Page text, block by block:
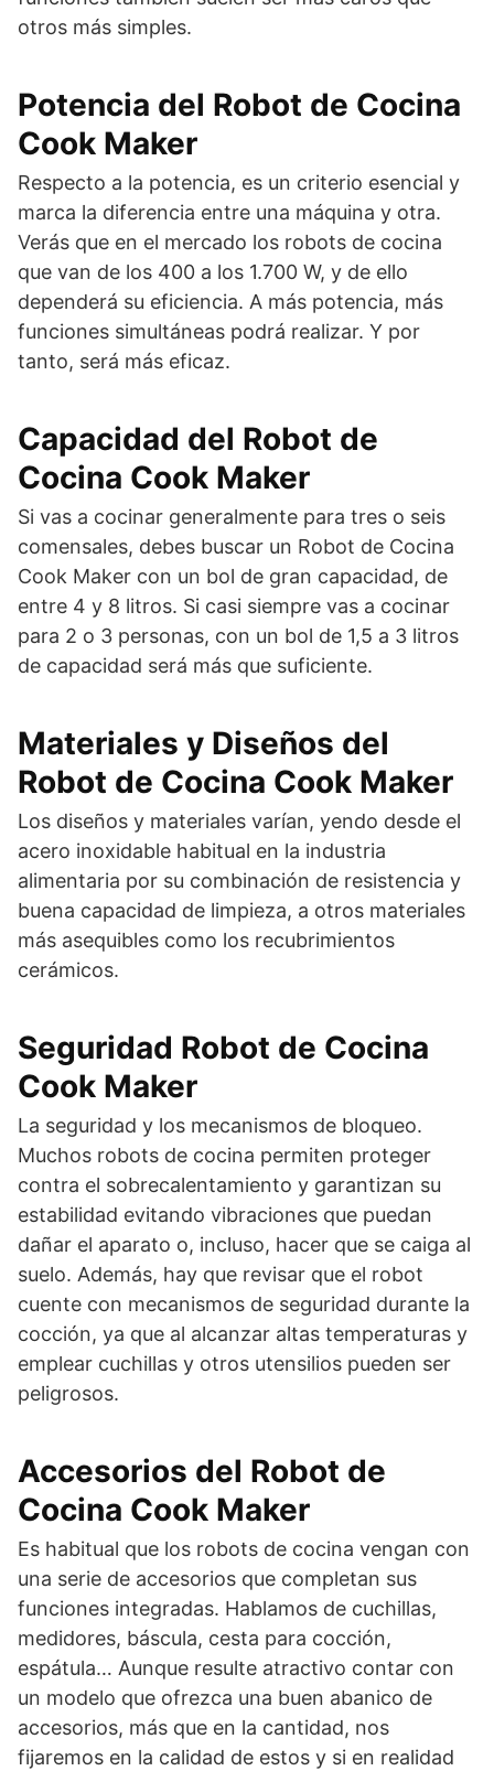
otros más simples.
Potencia del Robot de Cocina
Cook Maker
Respecto a la potencia, es un criterio esencial y
marca la diferencia entre una máquina y otra.
Verás que en el mercado los robots de cocina
que van de los 400 a los 1.700 W, y de ello
dependerá su eficiencia. A más potencia, más
funciones simultáneas podrá realizar. Y por
tanto, será más eficaz.
Capacidad del Robot de
Cocina Cook Maker
Si vas a cocinar generalmente para tres o seis
comensales, debes buscar un Robot de Cocina
Cook Maker con un bol de gran capacidad, de
entre 4 y 8 litros. Si casi siempre vas a cocinar
para 2 o 3 personas, con un bol de 1,5 a 3 litros
de capacidad será más que suficiente.
Materiales y Diseños del
Robot de Cocina Cook Maker
Los diseños y materiales varían, yendo desde el
acero inoxidable habitual en la industria
alimentaria por su combinación de resistencia y
buena capacidad de limpieza, a otros materiales
más asequibles como los recubrimientos
cerámicos.
Seguridad Robot de Cocina
Cook Maker
La seguridad y los mecanismos de bloqueo.
Muchos robots de cocina permiten proteger
contra el sobrecalentamiento y garantizan su
estabilidad evitando vibraciones que puedan
dañar el aparato o, incluso, hacer que se caiga al
suelo. Además, hay que revisar que el robot
cuente con mecanismos de seguridad durante la
cocción, ya que al alcanzar altas temperaturas y
emplear cuchillas y otros utensilios pueden ser
peligrosos.
Accesorios del Robot de
Cocina Cook Maker
Es habitual que los robots de cocina vengan con
una serie de accesorios que completan sus
funciones integradas. Hablamos de cuchillas,
medidores, báscula, cesta para cocción,
espátula… Aunque resulte atractivo contar con
un modelo que ofrezca una buen abanico de
accesorios, más que en la cantidad, nos
fijaremos en la calidad de estos y si en realidad